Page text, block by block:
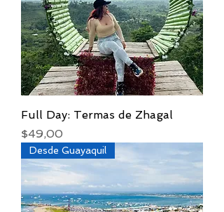
Full Day: Termas de Zhagal
Precio
$49,00
Desde Guayaquil